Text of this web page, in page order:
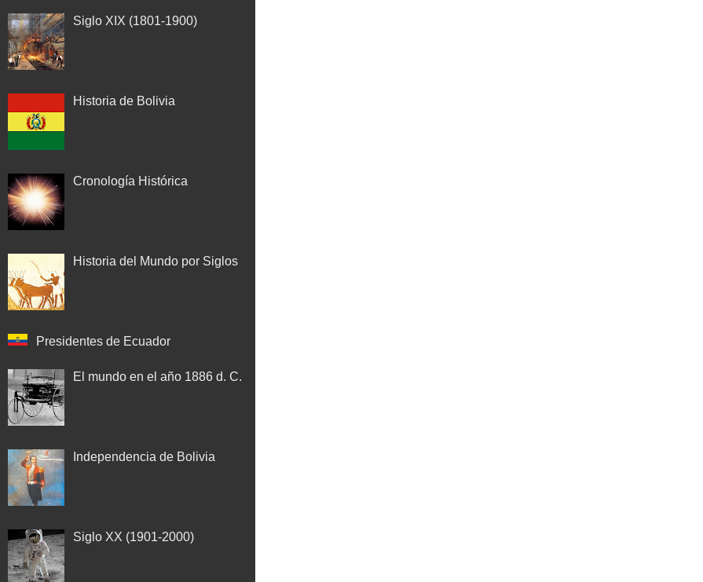
Siglo XIX (1801-1900)
Historia de Bolivia
Cronología Histórica
Historia del Mundo por Siglos
Presidentes de Ecuador
El mundo en el año 1886 d. C.
Independencia de Bolivia
Siglo XX (1901-2000)